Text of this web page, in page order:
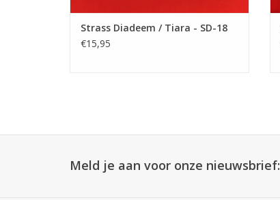
Strass Diadeem / Tiara - SD-18
€15,95
Meld je aan voor onze nieuwsbrief: